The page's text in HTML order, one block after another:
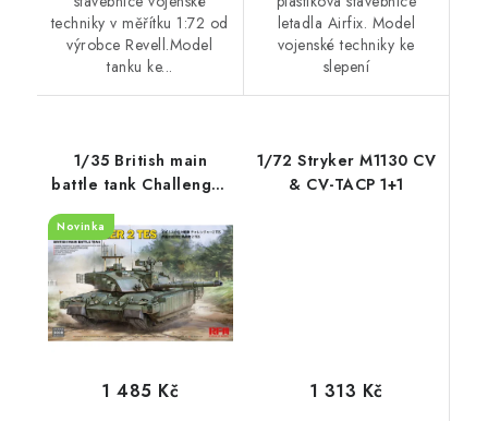
techniky v měřítku 1:72 od
výrobce Revell.Model
tanku ke...
letadla Airfix. Model
vojenské techniky ke
slepení
1/35 British main
battle tank Challenger
2 TES w/workable
track links - RFM
Novinka
1 485 Kč
1/72 Stryker M1130 CV
& CV-TACP 1+1
1 313 Kč